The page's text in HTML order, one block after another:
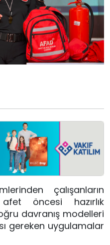
çalışanların
afet öncesi hazırlık
davranış modelleri
gereken uygulamalar